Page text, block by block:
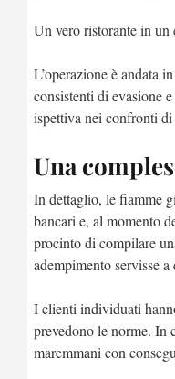
Un vero ristorante in
L’operazione è andata
consistenti di evasione
ispettiva nei confronti di
Una
In dettaglio, le fiamme
bancari e, al momento
procinto di compilare
adempimento servisse
I clienti individuati
prevedono le norme. In
maremmani con